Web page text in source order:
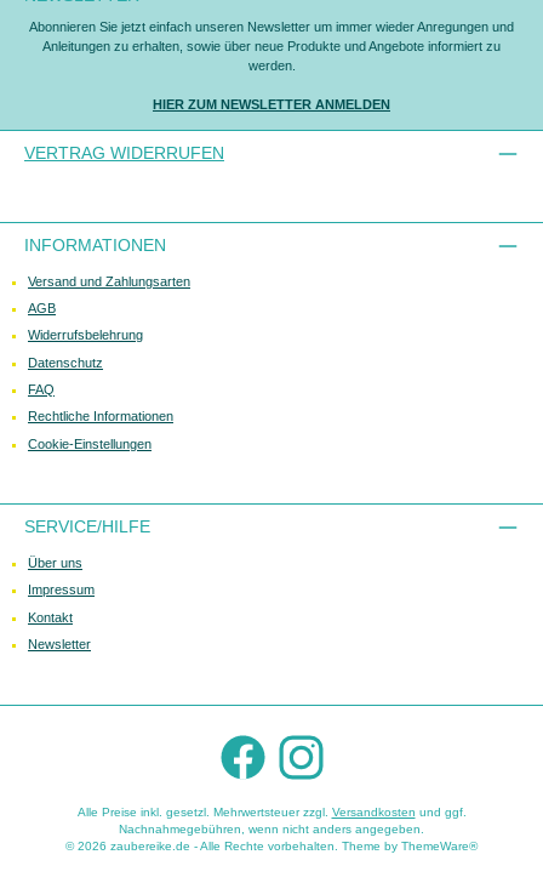
Abonnieren Sie jetzt einfach unseren Newsletter um immer wieder Anregungen und
Anleitungen zu erhalten, sowie über neue Produkte und Angebote informiert zu
werden.
HIER ZUM NEWSLETTER ANMELDEN
VERTRAG WIDERRUFEN
INFORMATIONEN
Versand und Zahlungsarten
AGB
Widerrufsbelehrung
Datenschutz
FAQ
Rechtliche Informationen
Cookie-Einstellungen
SERVICE/HILFE
Über uns
Impressum
Kontakt
Newsletter
Facebook Instagram
Alle Preise inkl. gesetzl. Mehrwertsteuer zzgl. Versandkosten und ggf.
Nachnahmegebühren, wenn nicht anders angegeben.
© 2026 zaubereike.de - Alle Rechte vorbehalten. Theme by ThemeWare®